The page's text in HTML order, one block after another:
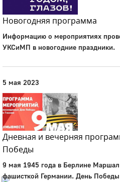
Город
Глазов
Официальный портал
образования
Новогодняя программа
Информацию о мероприятиях
УКСиМП в новогодние праздники.
5 мая 2023
Дневная и вечерняя
Победы
9 мая 1945 года в Берлине
фашисткой Германии. День Победы